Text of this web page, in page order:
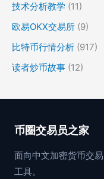
技术分析教学 (11)
欧易OKX交易所 (9)
比特币行情分析 (917)
读者炒币故事 (12)
币圈交易员之家
面向中文加密货币交
工具。